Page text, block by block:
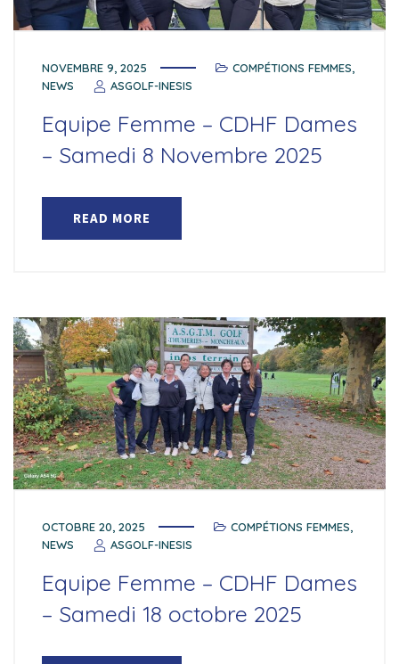
NOVEMBRE 9, 2025 COMPÉTIONS FEMMES,
NEWS
ASGOLF-INESIS
Equipe Femme – CDHF Dames
– Samedi 8 Novembre 2025
READ MORE
OCTOBRE 20, 2025 COMPÉTIONS FEMMES,
NEWS
ASGOLF-INESIS
Equipe Femme – CDHF Dames
– Samedi 18 octobre 2025